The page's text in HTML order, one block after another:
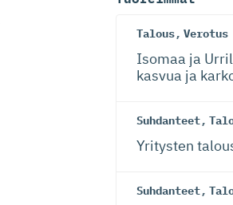
Talous, Verotus
Isomaa ja
kasvua ja
Suhdanteet,
Yritysten
Suhdanteet,